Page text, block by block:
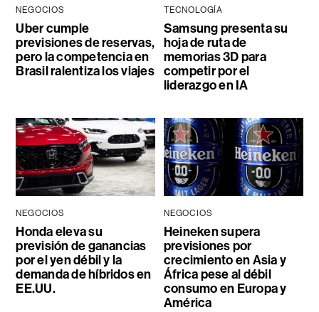
NEGOCIOS
Uber cumple
previsiones de reservas,
pero la competencia en
Brasil ralentiza los viajes
TECNOLOGÍA
Samsung presenta su
hoja de ruta de
memorias 3D para
competir por el
liderazgo en IA
NEGOCIOS
Honda eleva su
previsión de ganancias
por el yen débil y la
demanda de híbridos en
EE.UU.
NEGOCIOS
Heineken supera
previsiones por
crecimiento en Asia y
África pese al débil
consumo en Europa y
América